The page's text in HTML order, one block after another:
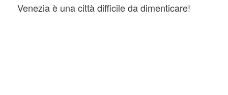
Venezia è una città difficile da dimenticare!